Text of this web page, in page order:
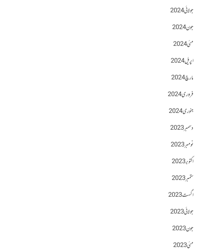
جولائی 2024
جون 2024
مئی 2024
اپریل 2024
مارچ 2024
فروری 2024
جنوری 2024
دسمبر 2023
نومبر 2023
اکتوبر 2023
ستمبر 2023
اگست 2023
جولائی 2023
جون 2023
مئی 2023